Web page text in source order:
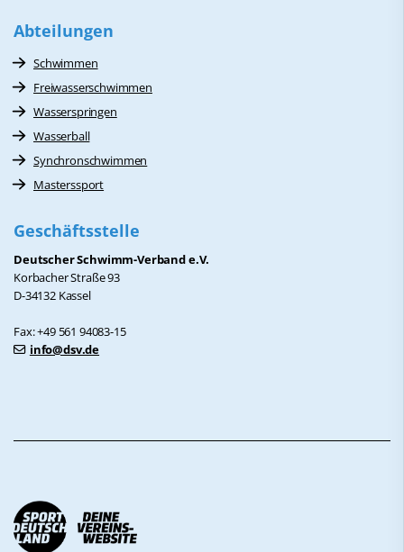
Abteilungen
Schwimmen
Freiwasserschwimmen
Wasserspringen
Wasserball
Synchronschwimmen
Masterssport
Geschäftsstelle
Deutscher Schwimm-Verband e.V.
Korbacher Straße 93
D-34132 Kassel
Fax: +49 561 94083-15
info@dsv.de